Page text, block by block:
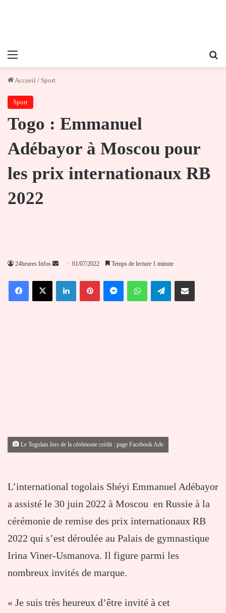
Menu
Accueil / Sport
Sport
Togo : Emmanuel
Adébayor à Moscou pour
les prix internationaux RB
2022
24heures Infos
Envoyer
courriel
01/07/2022 Temps de lecture 1 minute
FacebookX LinkedinPinterestMessengerWhatsAppTelegramPartager par email
Le Togolais lors de la cérémonie crédit : page Facebook Ade
L’international togolais Shéyi Emmanuel Adébayor
a assisté le 30 juin 2022 à Moscou en Russie à la
cérémonie de remise des prix internationaux RB
2022 qui s’est déroulée au Palais de gymnastique
Irina Viner-Usmanova. Il figure parmi les
nombreux invités de marque.
« Je suis très heureux d’être invité à cet